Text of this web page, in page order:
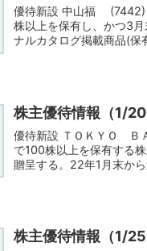
優待新設 中山福 (7442) 決算月【3月】 1/31発表毎年9月末と3月末時点で100
株以上を保有し、かつ3
ナルカタログ掲載商品(
株主優待情報（1/20
優待新設 ＴＯＫＹＯ ＢＡＳＥ（3415）決算月【1月】 1/21発表毎年1月末時点
で100株以上を保有する
株主優待情報（1/